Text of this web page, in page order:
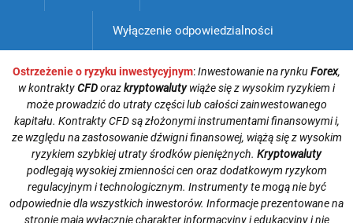
Wyłączenie odpowiedzialności
Ostrzeżenie o ryzyku inwestycyjnym:Inwestowanie na rynkuForex,
w kontraktyCFDorazkryptowalutywiąże się z wysokim ryzykiem i
może prowadzić do utraty części lub całości zainwestowanego
kapitału. Kontrakty CFD są złożonymi instrumentami finansowymi i,
ze względu na zastosowanie dźwigni finansowej, wiążą się z wysokim
ryzykiem szybkiej utraty środków pieniężnych. Kryptowaluty
podlegają wysokiej zmienności cen oraz dodatkowym ryzykom
regulacyjnym i technologicznym. Instrumenty te mogą nie być
odpowiednie dla wszystkich inwestorów. Informacje prezentowane na
stronie mają wyłącznie charakter informacyjny i edukacyjny i nie